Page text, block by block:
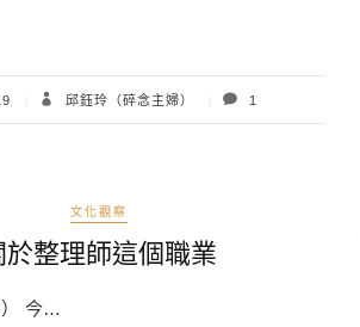
邱鈺玲（碎念主婦） 1
文化觀察
於整理師這個職業
） 今…